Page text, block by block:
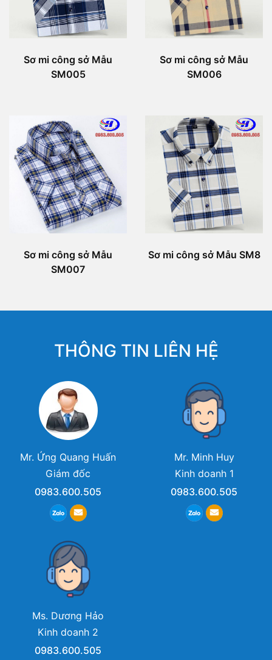
Sơ mi công sở Mẫu
SM005
Sơ mi công sở Mẫu
SM006
Sơ mi công sở Mẫu
SM007
Sơ mi công sở Mẫu SM8
THÔNG TIN LIÊN HỆ
Mr. Ứng Quang Huấn
Giám đốc
0983.600.505
Mr. Minh Huy
Kinh doanh 1
0983.600.505
Ms. Dương Hảo
Kinh doanh 2
0983.600.505